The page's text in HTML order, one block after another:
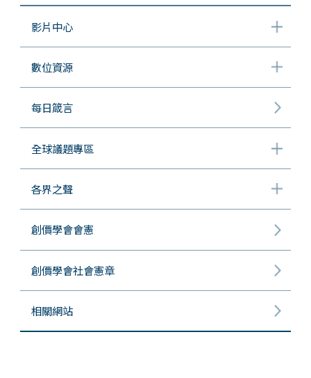
影片中心
數位資源
每日箴言
全球議題專區
各界之聲
創價學會會憲
創價學會社會憲章
相關網站